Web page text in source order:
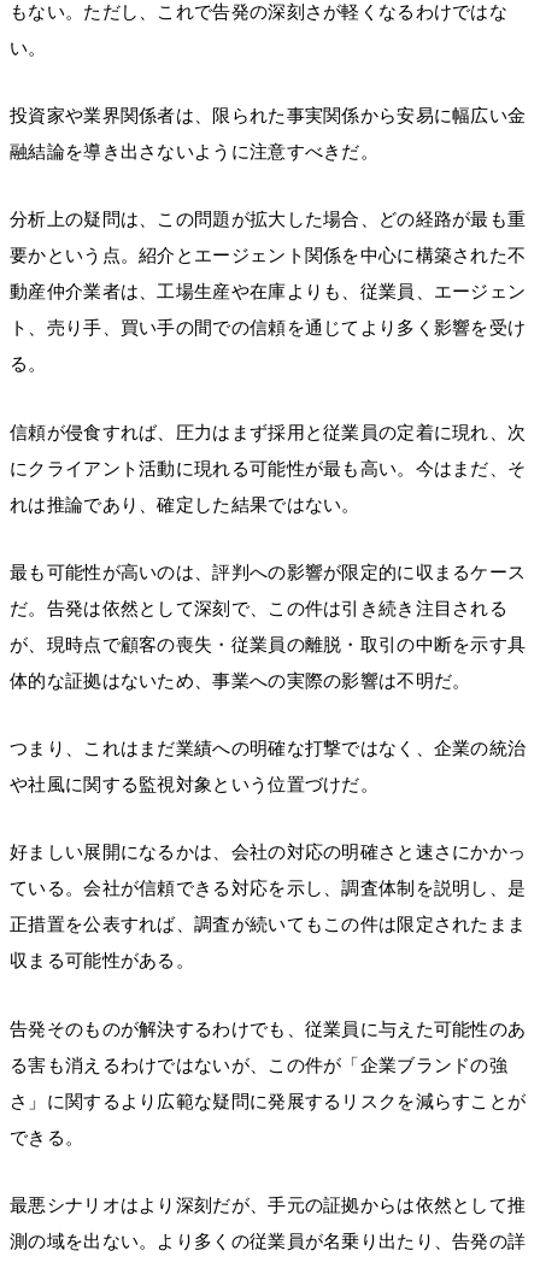
もない。ただし、これで告発の深刻さが軽くなるわけではな
い。
投資家や業界関係者は、限られた事実関係から安易に幅広い金
融結論を導き出さないように注意すべきだ。
分析上の疑問は、この問題が拡大した場合、どの経路が最も重
要かという点。紹介とエージェント関係を中心に構築された不
動産仲介業者は、工場生産や在庫よりも、従業員、エージェン
ト、売り手、買い手の間での信頼を通じてより多く影響を受け
る。
信頼が侵食すれば、圧力はまず採用と従業員の定着に現れ、次
にクライアント活動に現れる可能性が最も高い。今はまだ、そ
れは推論であり、確定した結果ではない。
最も可能性が高いのは、評判への影響が限定的に収まるケース
だ。告発は依然として深刻で、この件は引き続き注目される
が、現時点で顧客の喪失・従業員の離脱・取引の中断を示す具
体的な証拠はないため、事業への実際の影響は不明だ。
つまり、これはまだ業績への明確な打撃ではなく、企業の統治
や社風に関する監視対象という位置づけだ。
好ましい展開になるかは、会社の対応の明確さと速さにかかっ
ている。会社が信頼できる対応を示し、調査体制を説明し、是
正措置を公表すれば、調査が続いてもこの件は限定されたまま
収まる可能性がある。
告発そのものが解決するわけでも、従業員に与えた可能性のあ
る害も消えるわけではないが、この件が「企業ブランドの強
さ」に関するより広範な疑問に発展するリスクを減らすことが
できる。
最悪シナリオはより深刻だが、手元の証拠からは依然として推
測の域を出ない。より多くの従業員が名乗り出たり、告発の詳